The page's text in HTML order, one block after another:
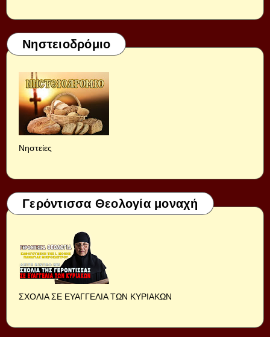
Νηστειοδρόμιο
Νηστείες
Γερόντισσα Θεολογία μοναχή
ΣΧΟΛΙΑ ΣΕ ΕΥΑΓΓΕΛΙΑ ΤΩΝ ΚΥΡΙΑΚΩΝ